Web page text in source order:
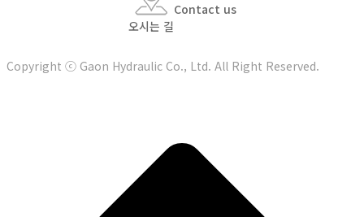
오시는 길
Contact us
Copyright ⓒ Gaon Hydraulic Co., Ltd. All Right Reserved.